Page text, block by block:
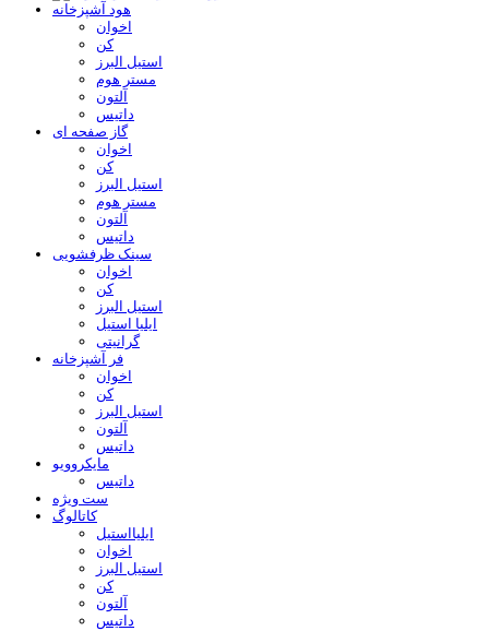
هود آشپزخانه
اخوان
کن
استیل البرز
مستر هوم
آلتون
داتیس
گاز صفحه ای
اخوان
کن
استیل البرز
مستر هوم
آلتون
داتیس
سینک ظرفشویی
اخوان
کن
استیل البرز
ایلیا استیل
گرانیتی
فر آشپزخانه
اخوان
کن
استیل البرز
آلتون
داتیس
مایکروویو
داتیس
ست ویژه
کاتالوگ
ایلیااستیل
اخوان
استیل البرز
کن
آلتون
داتیس